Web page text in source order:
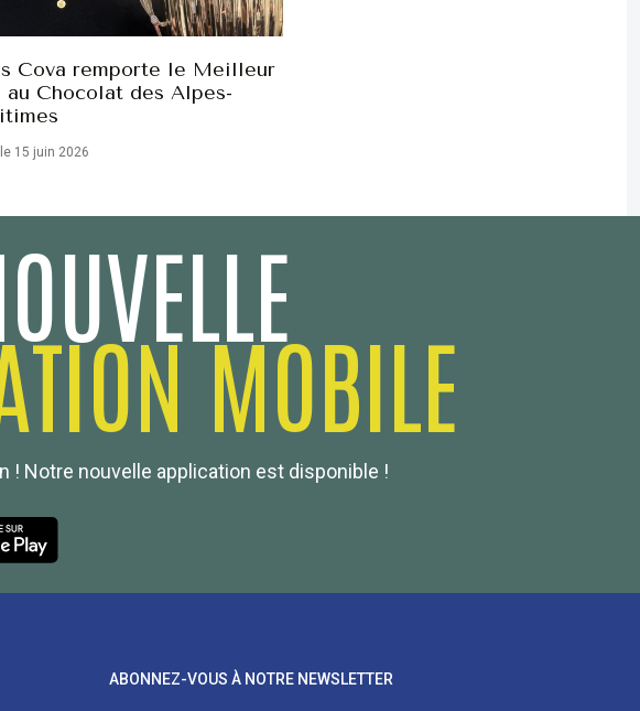
Cova remporte le Meilleur
au Chocolat des Alpes-
15 juin 2026
MOBILE
! Notre nouvelle application est disponible !
ABONNEZ-VOUS À NOTRE NEWSLETTER